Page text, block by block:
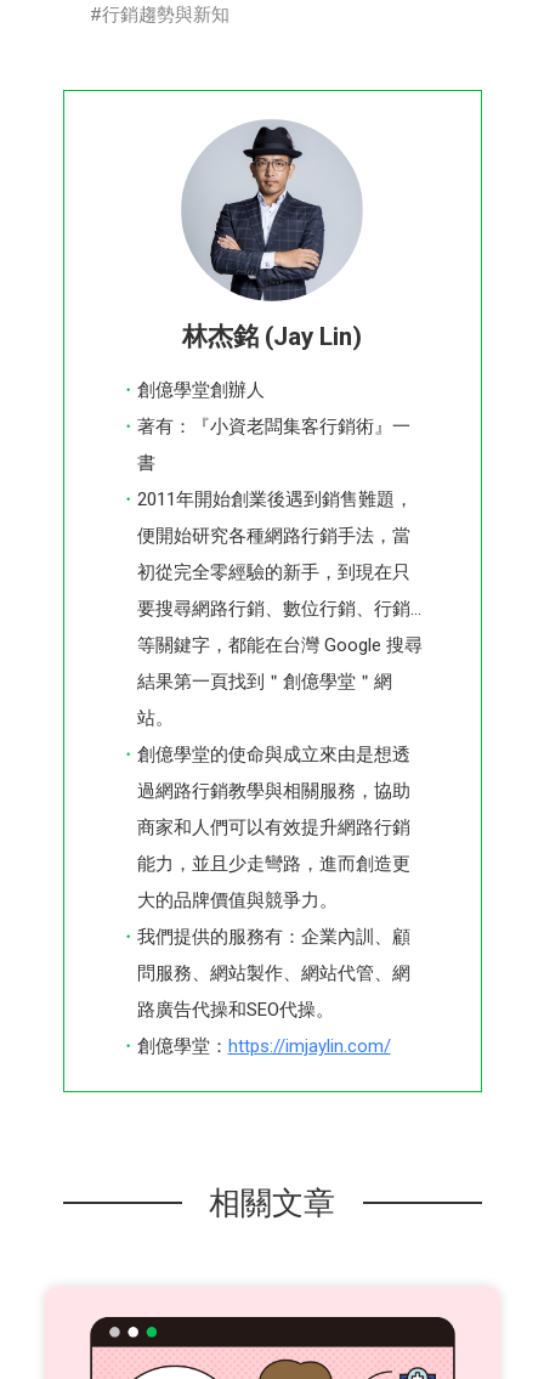
行銷趨勢與新知
林杰銘 (Jay Lin)
創億學堂創辦人
著有：『小資老闆集客行銷術』一
書
2011年開始創業後遇到銷售難題，
便開始研究各種網路行銷手法，當
初從完全零經驗的新手，到現在只
要搜尋網路行銷、數位行銷、行銷...
等關鍵字，都能在台灣 Google 搜尋
結果第一頁找到＂創億學堂＂網
站。
創億學堂的使命與成立來由是想透
過網路行銷教學與相關服務，協助
商家和人們可以有效提升網路行銷
能力，並且少走彎路，進而創造更
大的品牌價值與競爭力。
我們提供的服務有：企業內訓、顧
問服務、網站製作、網站代管、網
路廣告代操和SEO代操。
創億學堂： https://imjaylin.com/
相關文章